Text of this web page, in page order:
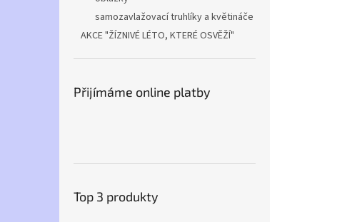
samozavlažovací truhlíky a květináče
AKCE "ŽÍZNIVÉ LÉTO, KTERÉ OSVĚŽÍ"
Přijímáme online platby
Top 3 produkty